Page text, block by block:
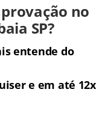
no
SP?
entende do
e em até 12x